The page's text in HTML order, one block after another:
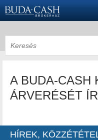
A BUDA-CASH
ÁRVERÉSÉT
HÍREK,